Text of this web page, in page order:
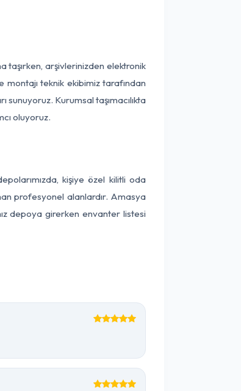
taşırken, arşivlerinizden elektronik
montajı teknik ekibimiz tarafından
Kurumsal taşımacılıkta
oluyoruz.
kişiye özel kilitli oda
profesyonel alanlardır. Amasya
depoya girerken envanter listesi